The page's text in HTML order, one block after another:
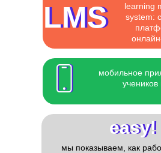
LMS
LMS
learning
system:
мы показываем, как
easy!
easy!
мобильное